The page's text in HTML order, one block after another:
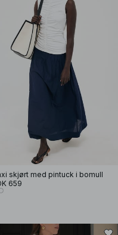
skjørt med pintuck i bomull
659